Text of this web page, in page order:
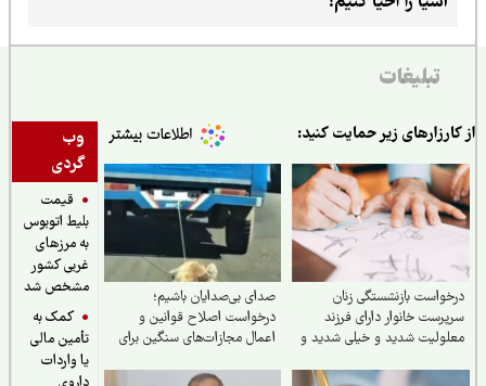
تبلیغات
وب
گردی
قیمت
بلیط اتوبوس
به مرزهای
غربی کشور
مشخص شد
کمک به
تأمین مالی
یا واردات
زیر حمایت کنید:
بازنشستگی زنان
خانوار دارای فرزند
شدید و خیلی شدید و
و زیان‌آور
صدای بی‌صدایان باشیم؛
درخواست اصلاح قوانین و
اعمال مجازات‌های سنگین برای